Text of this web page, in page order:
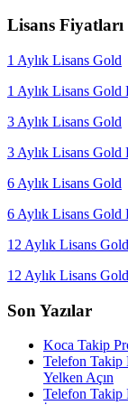
Lisans Fiyatları
1 Aylık Lisans Gold
1 Aylık Lisans Gold
3 Aylık Lisans Gold
3 Aylık Lisans Gold
6 Aylık Lisans Gold
6 Aylık Lisans Gold
12 Aylık Lisans Gold
12 Aylık Lisans
Son Yazılar
Koca Takip
Telefon Takip
Yelken Açın
Telefon Takip